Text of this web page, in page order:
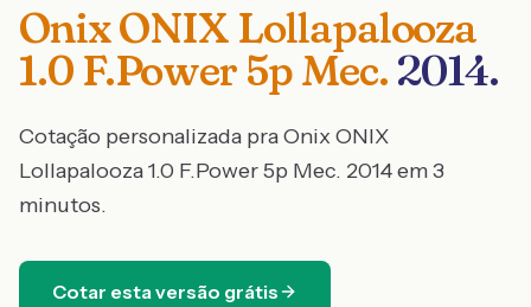
OnixONIX Lollapalooza
1.0 F.Power 5p Mec. 2014.
Cotação personalizada praOnix ONIX
Lollapalooza 1.0 F.Power 5p Mec. 2014em 3
minutos.
Cotar esta versão grátis